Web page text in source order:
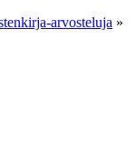
arvosteluja »